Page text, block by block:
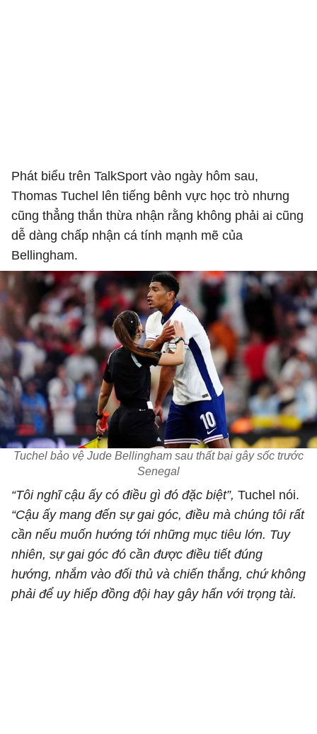
Phát biểu trên TalkSport vào ngày hôm sau,
Thomas Tuchel lên tiếng bênh vực học trò nhưng
cũng thẳng thắn thừa nhận rằng không phải ai cũng
dễ dàng chấp nhận cá tính mạnh mẽ của
Bellingham.
Tuchel bảo vệ Jude Bellingham sau thất bại gây sốc trước
Senegal
“Tôi nghĩ cậu ấy có điều gì đó đặc biệt”, Tuchel nói.
“Cậu ấy mang đến sự gai góc, điều mà chúng tôi rất
cần nếu muốn hướng tới những mục tiêu lớn. Tuy
nhiên, sự gai góc đó cần được điều tiết đúng
hướng, nhắm vào đối thủ và chiến thắng, chứ không
phải để uy hiếp đồng đội hay gây hấn với trọng tài.